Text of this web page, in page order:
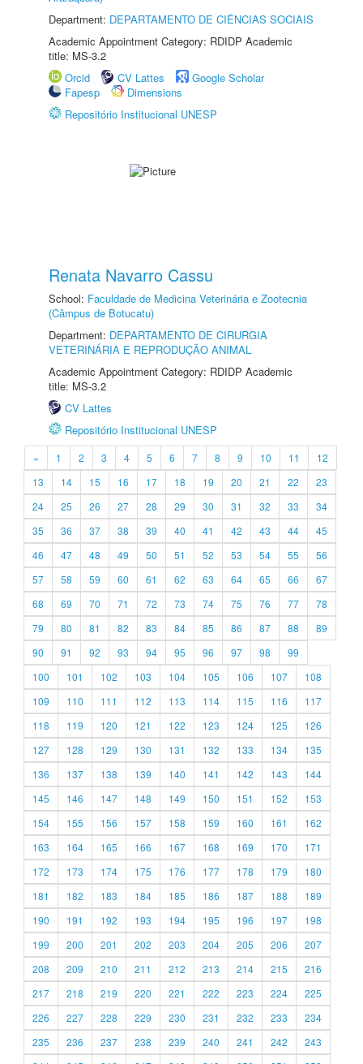
Department: DEPARTAMENTO DE CIÊNCIAS SOCIAIS
Academic Appointment Category: RDIDP Academic
title: MS-3.2
Orcid
CV Lattes
Google Scholar
Fapesp
Dimensions
Repositório Institucional UNESP
Renata Navarro Cassu
School: Faculdade de Medicina Veterinária e Zootecnia
(Câmpus de Botucatu)
Department: DEPARTAMENTO DE CIRURGIA
VETERINÁRIA E REPRODUÇÃO ANIMAL
Academic Appointment Category: RDIDP Academic
title: MS-3.2
CV Lattes
Repositório Institucional UNESP
« 1 2 3 4 5 6 7 8 9 10 11
12
13
14 15 16 17 18 19 20 21 22
23
24
25 26 27 28 29 30 31 32 33
34
35
36 37 38 39 40 41 42 43 44
45
46
47 48 49 50 51 52 53 54 55
56
57
58 59 60 61 62 63 64 65 66
67
68
69 70 71 72 73 74 75 76 77
78
79
80 81 82 83 84 85 86 87 88
89
90
91 92 93 94 95 96 97 98
99
100
101 102 103 104 105 106 107
108
109
110 111 112 113 114 115 116
117
118
119 120 121 122 123 124 125
126
127
128 129 130 131 132 133 134
135
136
137 138 139 140 141 142 143
144
145
146 147 148 149 150 151 152
153
154
155 156 157 158 159 160 161
162
163
164 165 166 167 168 169 170
171
172
173 174 175 176 177 178 179
180
181
182 183 184 185 186 187 188
189
190
191 192 193 194 195 196 197
198
199
200 201 202 203 204 205 206
207
208
209 210 211 212 213 214 215
216
217
218 219 220 221 222 223 224
225
226
227 228 229 230 231 232 233
234
235
236 237 238 239 240 241 242
243